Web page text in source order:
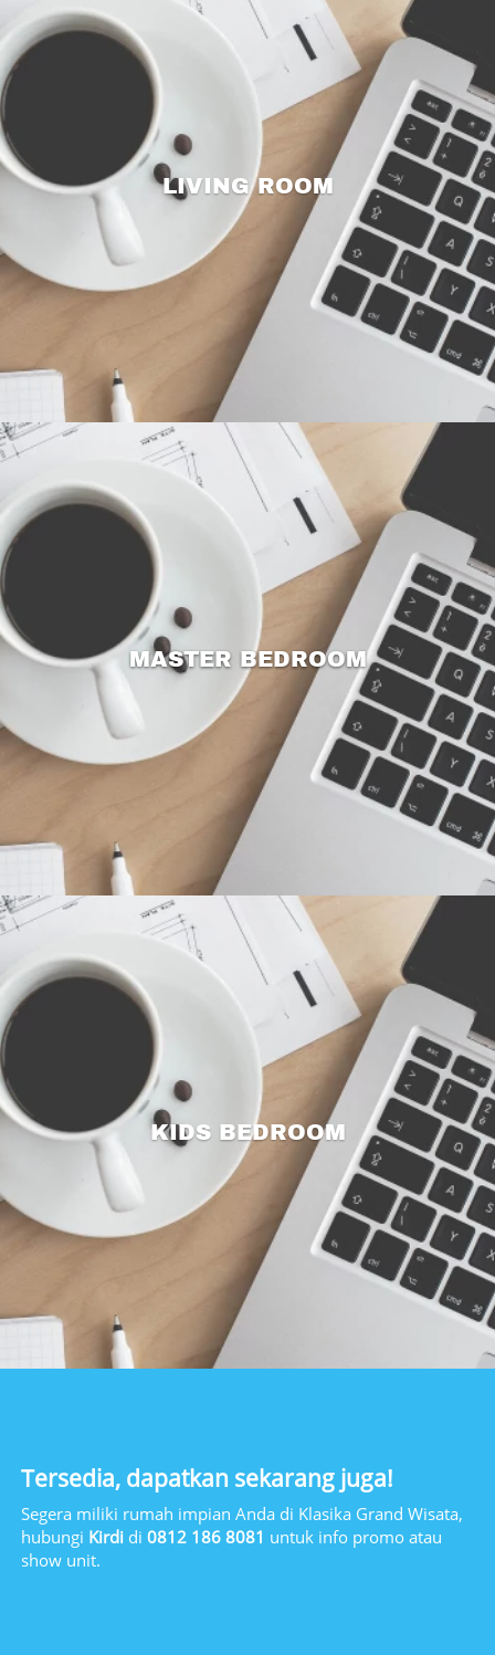
LIVING ROOM
MASTER BEDROOM
KIDS BEDROOM
Tersedia, dapatkan sekarang juga!
Segera miliki rumah impian Anda di Klasika Grand Wisata,
hubungi Kirdi di 0812 186 8081 untuk info promo atau
show unit.